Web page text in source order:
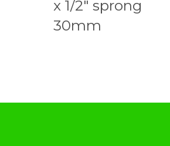
x 1/2" sprong
30mm